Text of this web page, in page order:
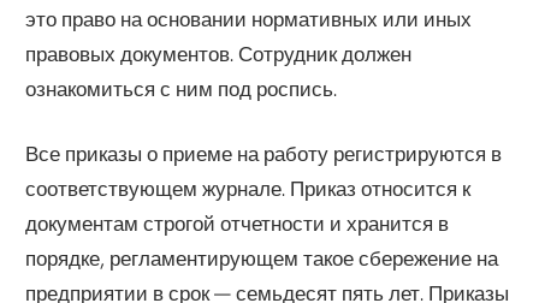
это право на основании нормативных или иных
правовых документов. Сотрудник должен
ознакомиться с ним под роспись.
Все приказы о приеме на работу регистрируются в
соответствующем журнале. Приказ относится к
документам строгой отчетности и хранится в
порядке, регламентирующем такое сбережение на
предприятии в срок — семьдесят пять лет. Приказы